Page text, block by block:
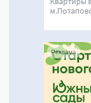
Реклама